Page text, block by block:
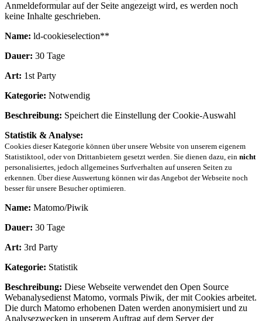
Anmeldeformular auf der Seite angezeigt wird, es werden noch
keine Inhalte geschrieben.
Name: ld-cookieselection**
Dauer: 30 Tage
Art: 1st Party
Kategorie: Notwendig
Beschreibung: Speichert die Einstellung der Cookie-Auswahl
Statistik & Analyse:
Cookies dieser Kategorie können über unsere Website von unserem eigenem
Statistiktool, oder von Drittanbietern gesetzt werden. Sie dienen dazu, ein nicht
personalisiertes, jedoch allgemeines Surfverhalten auf unseren Seiten zu
erkennen. Über diese Auswertung können wir das Angebot der Webseite noch
besser für unsere Besucher optimieren.
Name: Matomo/Piwik
Dauer: 30 Tage
Art: 3rd Party
Kategorie: Statistik
Beschreibung: Diese Webseite verwendet den Open Source
Webanalysedienst Matomo, vormals Piwik, der mit Cookies arbeitet.
Die durch Matomo erhobenen Daten werden anonymisiert und zu
Analysezwecken in unserem Auftrag auf dem Server der